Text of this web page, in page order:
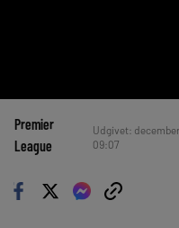
Premier
League
Udgivet:
09:07